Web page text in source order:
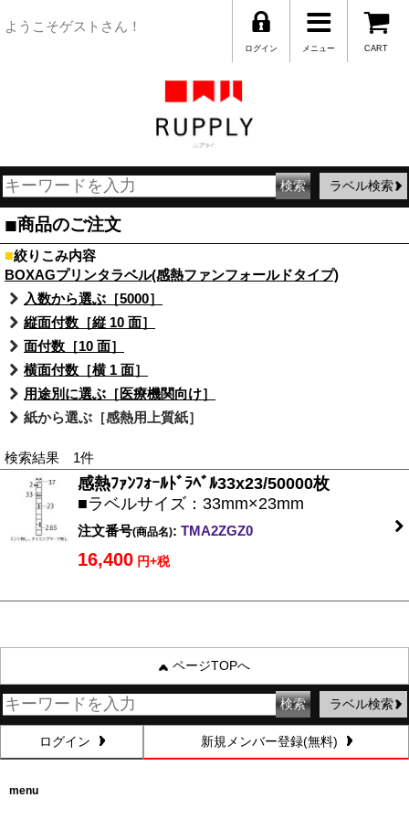
ようこそゲストさん！
CART
メニュー
ログイン
ラベル検索
■商品のご注文
■絞りこみ内容
BOXAGプリンタラベル(感熱ファンフォールドタイプ)
入数から選ぶ［5000］
縦面付数［縦 10 面］
面付数［10 面］
横面付数［横 1 面］
用途別に選ぶ［医療機関向け］
紙から選ぶ［感熱用上質紙］
検索結果 1件
感熱ﾌｧﾝﾌｫｰﾙﾄﾞﾗﾍﾞﾙ33x23/50000枚
■ラベルサイズ：33mm×23mm
注文番号(商品名): TMA2ZGZ0
16,400 円+税
ページTOPへ
ラベル検索
ログイン 新規メンバー登録(無料)
menu